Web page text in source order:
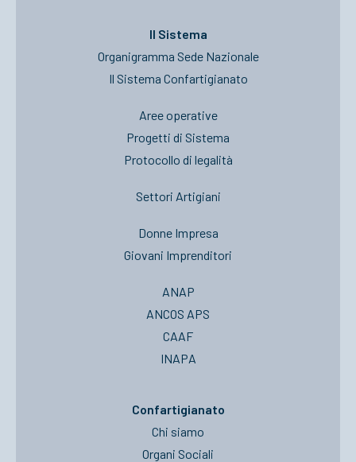
Il Sistema
Organigramma Sede Nazionale
Il Sistema Confartigianato
Aree operative
Progetti di Sistema
Protocollo di legalità
Settori Artigiani
Donne Impresa
Giovani Imprenditori
ANAP
ANCOS APS
CAAF
INAPA
Confartigianato
Chi siamo
Organi Sociali